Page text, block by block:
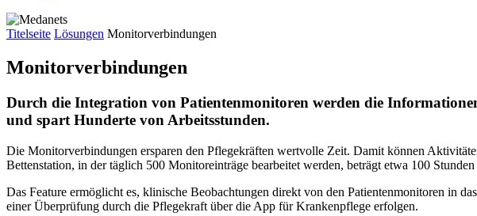
Titelseite Lösungen Monitorverbindungen
Monitorverbindungen
Durch die Integration von Patientenmonitoren werden die
und spart Hunderte von Arbeitsstunden.
Die Monitorverbindungen ersparen den Pflegekräften wertvolle Zeit. Damit können
Bettenstation, in der täglich 500 Monitoreinträge bearbeitet werden, beträgt etwa 100
Das Feature ermöglicht es, klinische Beobachtungen direkt von den Patientenmonitoren in
einer Überprüfung durch die Pflegekraft über die App für Krankenpflege erfolgen.